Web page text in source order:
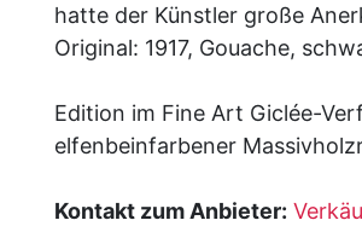
hatte der Künstler große
Original: 1917, Gouache,
Edition im Fine Art Giclée-
elfenbeinfarbener
Kontakt zum Anbieter: